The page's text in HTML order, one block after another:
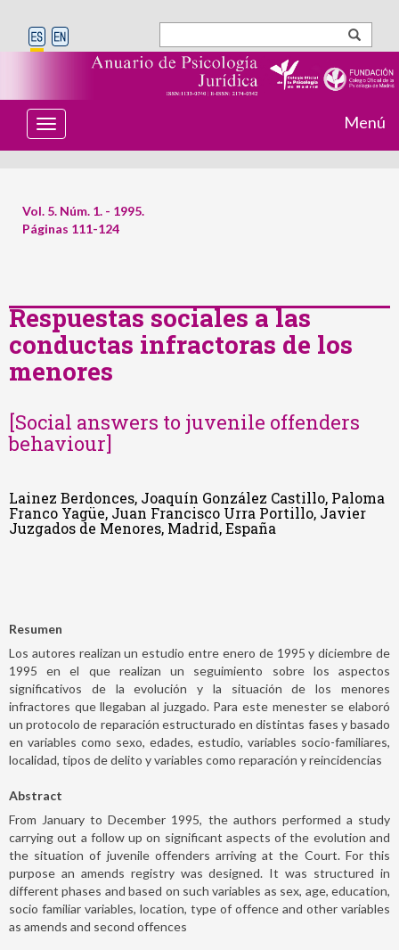
T
o
g
n
a
t
i
n
Menú
Vol. 5. Núm. 1. - 1995.
Páginas 111-124
Respuestas sociales a las
conductas infractoras de los
menores
[Social answers to juvenile offenders
behaviour]
Lainez Berdonces, Joaquín González Castillo, Paloma
Franco Yagüe, Juan Francisco Urra Portillo, Javier
Juzgados de Menores, Madrid, España
Resumen
Los autores realizan un estudio entre enero de 1995 y diciembre de
1995 en el que realizan un seguimiento sobre los aspectos
significativos de la evolución y la situación de los menores
infractores que llegaban al juzgado. Para este menester se elaboró
un protocolo de reparación estructurado en distintas fases y basado
en variables como sexo, edades, estudio, variables socio-familiares,
localidad, tipos de delito y variables como reparación y reincidencias
Abstract
From January to December 1995, the authors performed a study
carrying out a follow up on significant aspects of the evolution and
the situation of juvenile offenders arriving at the Court. For this
purpose an amends registry was designed. It was structured in
different phases and based on such variables as sex, age, education,
socio familiar variables, location, type of offence and other variables
as amends and second offences